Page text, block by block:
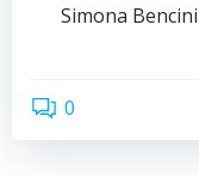
Simona
0